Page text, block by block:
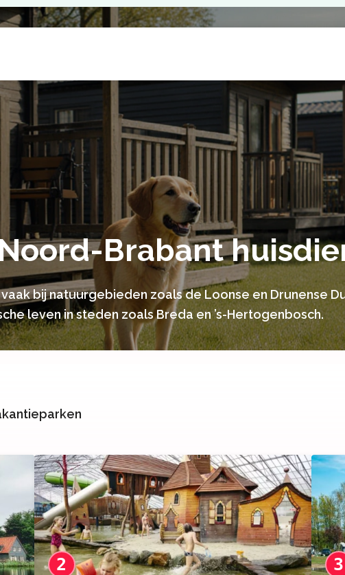
Brabant
bij natuurgebieden zoals de Loonse en Drunense
leven in steden zoals Breda en ’s-Hertogenbosch.
2 3